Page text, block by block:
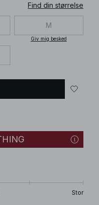
Find din størrelse
M
Giv mig besked
Stor